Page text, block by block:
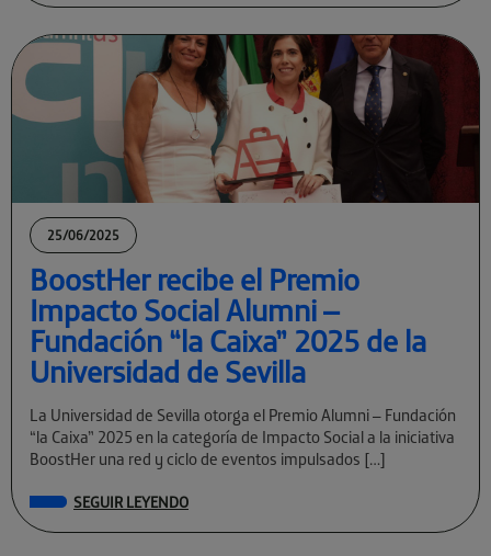
25/06/2025
BoostHer recibe el Premio
Impacto Social Alumni –
Fundación “la Caixa” 2025 de la
Universidad de Sevilla
La Universidad de Sevilla otorga el Premio Alumni – Fundación
“la Caixa” 2025 en la categoría de Impacto Social a la iniciativa
BoostHer una red y ciclo de eventos impulsados […]
SEGUIR LEYENDO